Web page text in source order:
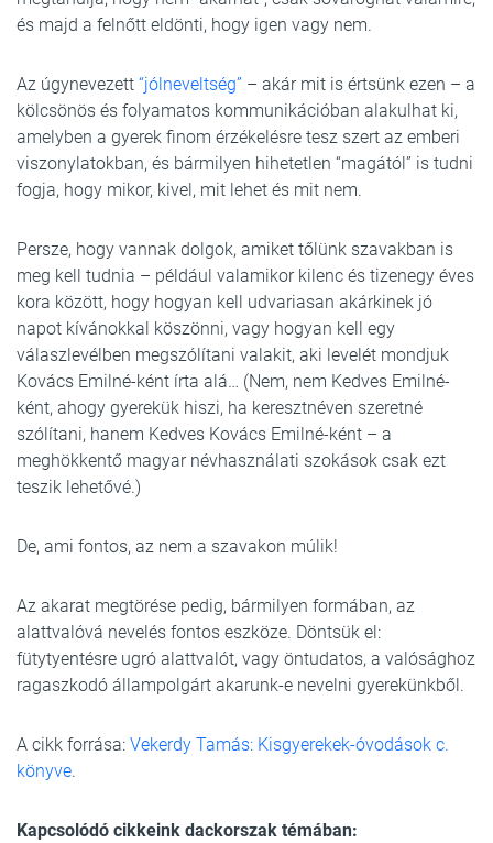
és majd a felnőtt eldönti, hogy igen vagy nem.
Az úgynevezett “jólneveltség” – akár mit is értsünk ezen – a
kölcsönös és folyamatos kommunikációban alakulhat ki,
amelyben a gyerek finom érzékelésre tesz szert az emberi
viszonylatokban, és bármilyen hihetetlen “magától” is tudni
fogja, hogy mikor, kivel, mit lehet és mit nem.
Persze, hogy vannak dolgok, amiket tőlünk szavakban is
meg kell tudnia – például valamikor kilenc és tizenegy éves
kora között, hogy hogyan kell udvariasan akárkinek jó
napot kívánokkal köszönni, vagy hogyan kell egy
válaszlevélben megszólítani valakit, aki levelét mondjuk
Kovács Emilné-ként írta alá… (Nem, nem Kedves Emilné-
ként, ahogy gyerekük hiszi, ha keresztnéven szeretné
szólítani, hanem Kedves Kovács Emilné-ként – a
meghökkentő magyar névhasználati szokások csak ezt
teszik lehetővé.)
De, ami fontos, az nem a szavakon múlik!
Az akarat megtörése pedig, bármilyen formában, az
alattvalóvá nevelés fontos eszköze. Döntsük el:
fütytyentésre ugró alattvalót, vagy öntudatos, a valósághoz
ragaszkodó állampolgárt akarunk-e nevelni gyerekünkből.
A cikk forrása: Vekerdy Tamás: Kisgyerekek-óvodások c.
könyve.
Kapcsolódó cikkeink dackorszak témában: